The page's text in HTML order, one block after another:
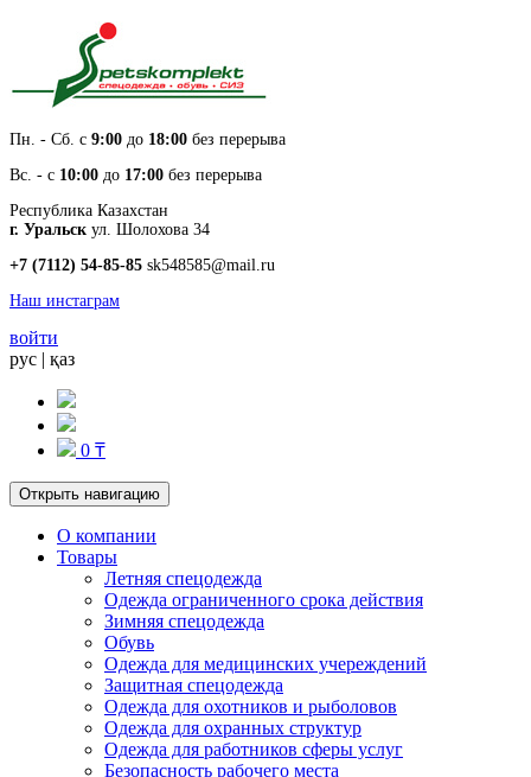
Пн. - Cб. с 9:00 до 18:00 без перерыва
Вс. - с 10:00 до 17:00 без перерыва
Республика Казахстан
г. Уральск ул. Шолохова 34
+7 (7112) 54-85-85 sk548585@mail.ru
Наш инстаграм
войти
рус | қаз
0 ₸
Открыть навигацию
О компании
Товары
Летняя спецодежда
Одежда ограниченного срока действия
Зимняя спецодежда
Обувь
Одежда для медицинских учереждений
Защитная спецодежда
Одежда для охотников и рыболовов
Одежда для охранных структур
Одежда для работников сферы услуг
Безопасность рабочего места